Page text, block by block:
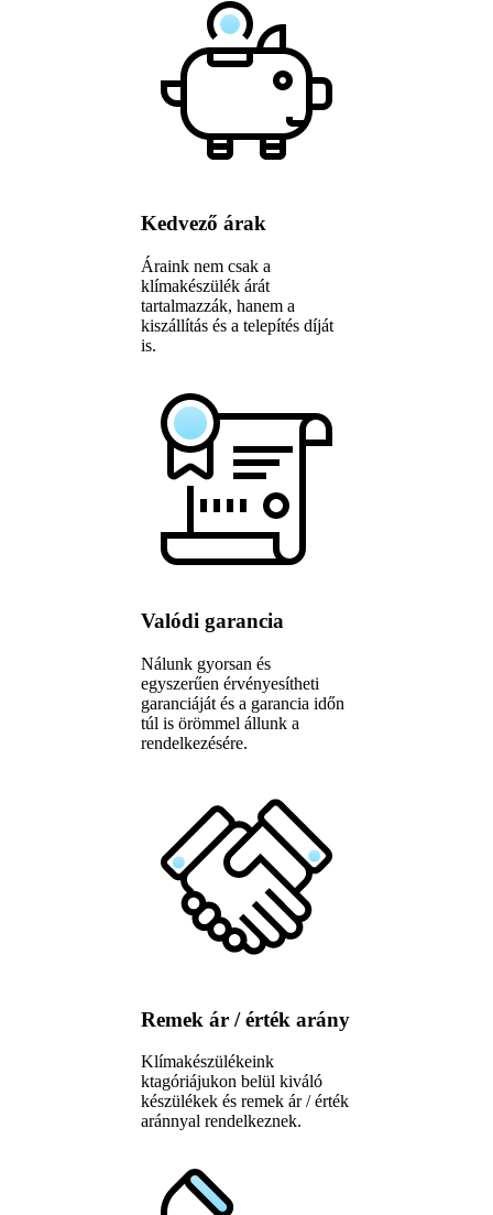
Kedvező árak
Áraink nem csak a
klímakészülék árát
tartalmazzák, hanem a
kiszállítás és a telepítés díját
is.
Valódi garancia
Nálunk gyorsan és
egyszerűen érvényesítheti
garanciáját és a garancia időn
túl is örömmel állunk a
rendelkezésére.
Remek ár / érték arány
Klímakészülékeink
ktagóriájukon belül kiváló
készülékek és remek ár / érték
aránnyal rendelkeznek.